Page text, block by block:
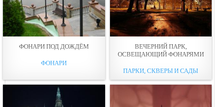
ФОНАРИ ПОД ДОЖДЁМ
ФОНАРИ
ВЕЧЕРНИЙ ПАРК,
ОСВЕЩАЮЩИЙ ФОНАРЯМИ
ПАРКИ, СКВЕРЫ И САДЫ